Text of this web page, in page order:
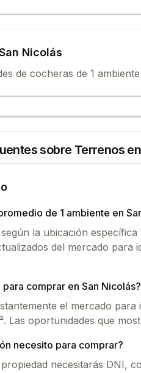
Nicolás
de cocheras de 1 ambiente
sobre Terrenos en
de 1 ambiente en
la ubicación
del mercado para
para comprar en San Nicolás?
el mercado
Las oportunidades que
necesito para comprar?
necesitarás DNI,